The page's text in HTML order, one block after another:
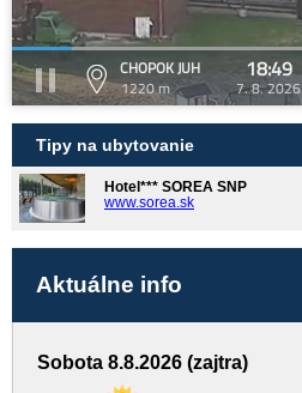
CHOPOK JUH
1220 m
18:49
7. 8. 2026
Tipy na ubytovanie
Hotel*** SOREA SNP
www.sorea.sk
Aktuálne info
Sobota 8.8.2026 (zajtra)